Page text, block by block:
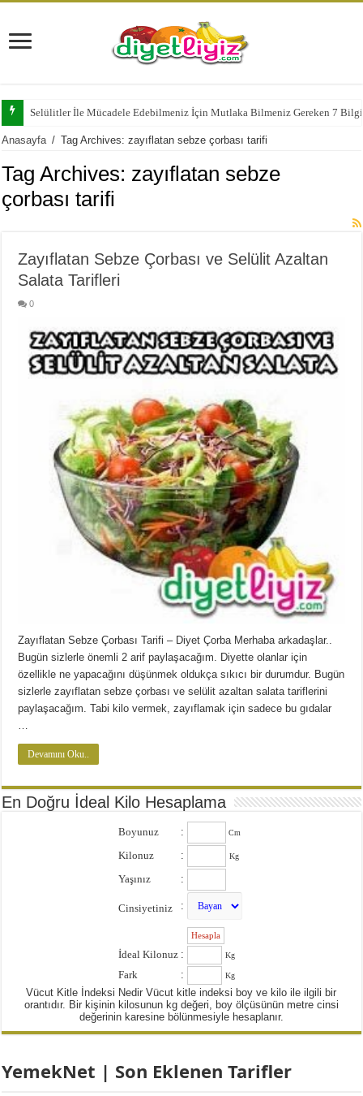
Selülitler İle Mücadele Edebilmeniz İçin Mutlaka Bilmeniz Gereken 7 Bilgi
Anasayfa / Tag Archives: zayıflatan sebze çorbası tarifi
Tag Archives: zayıflatan sebze
çorbası tarifi
Zayıflatan Sebze Çorbası ve Selülit Azaltan
Salata Tarifleri
0
Zayıflatan Sebze Çorbası Tarifi – Diyet Çorba Merhaba arkadaşlar..
Bugün sizlerle önemli 2 arif paylaşacağım. Diyette olanlar için
özellikle ne yapacağını düşünmek oldukça sıkıcı bir durumdur. Bugün
sizlerle zayıflatan sebze çorbası ve selülit azaltan salata tariflerini
paylaşacağım. Tabi kilo vermek, zayıflamak için sadece bu gıdalar
Devamını Oku..
En Doğru İdeal Kilo Hesaplama
Boyunuz : Cm
Kilonuz : Kg
Yaşınız :
Cinsiyetiniz :
İdeal Kilonuz : Kg
Fark : Kg
Vücut Kitle İndeksi Nedir Vücut kitle indeksi boy ve kilo ile ilgili bir
orantıdır. Bir kişinin kilosunun kg değeri, boy ölçüsünün metre cinsi
değerinin karesine bölünmesiyle hesaplanır.
YemekNet | Son Eklenen Tarifler